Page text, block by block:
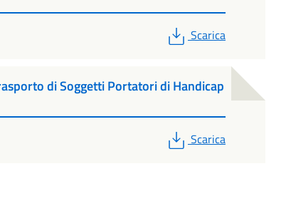
PDF
Scarica
di Soggetti Portatori di Handicap
PDF
Scarica